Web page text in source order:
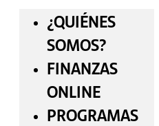
¿QUIÉNES
SOMOS?
FINANZAS
ONLINE
PROGRAMAS